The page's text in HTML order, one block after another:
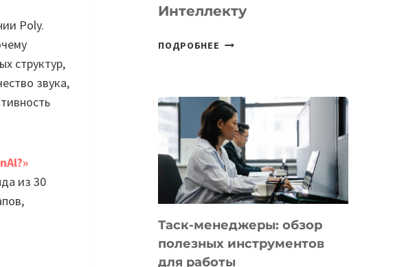
Poly.
структур,
звука,
из 30
Интеллекту
ПОДРОБНЕЕ
НОВЫЕ
ПРЕДМЕТЫ
ПО
ИСКУССТВЕННОМУ
ИНТЕЛЛЕКТУ
Таск-менеджеры: обзор
полезных инструментов
для работы